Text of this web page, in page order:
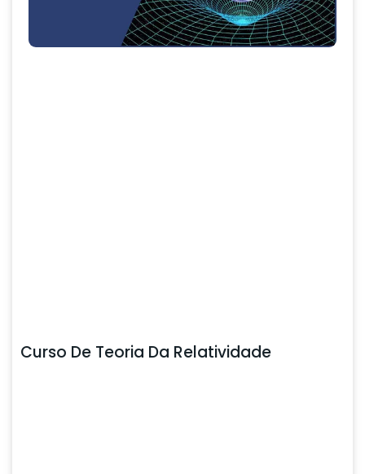
Curso De Teoria Da Relatividade